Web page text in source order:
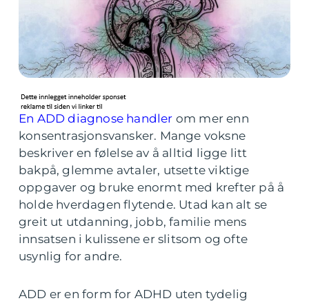
En ADD diagnose handler om mer enn
konsentrasjonsvansker. Mange voksne
beskriver en følelse av å alltid ligge litt
bakpå, glemme avtaler, utsette viktige
oppgaver og bruke enormt med krefter på å
holde hverdagen flytende. Utad kan alt se
greit ut utdanning, jobb, familie mens
innsatsen i kulissene er slitsom og ofte
usynlig for andre.
ADD er en form for ADHD uten tydelig